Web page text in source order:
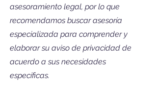
asesoramiento legal, por lo que
recomendamos buscar asesoría
especializada para comprender y
elaborar su aviso de privacidad de
acuerdo a sus necesidades
específicas.